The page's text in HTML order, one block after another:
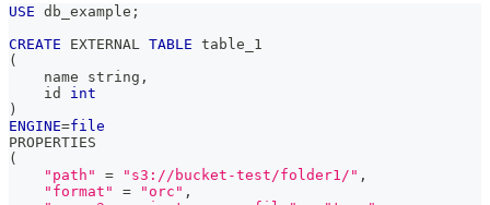
USE db_example ;
CREATE EXTERNAL TABLE table_1
(
    name string
,
    id
int
)
ENGINE=file
PROPERTIES
(
"path"
= "s3://bucket-test/folder1/" ,
"format"
= "orc" ,